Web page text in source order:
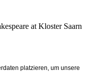
at Kloster Saarn
platzieren, um unsere